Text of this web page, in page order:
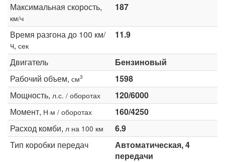
Максимальная скорость,
км/ч
187
Время разгона до 100 км/
ч, сек
11.9
Двигатель
Бензиновый
Рабочий объем, см3
1598
Мощность, л.с. / оборотах
120/6000
Момент, Н·м / оборотах
160/4250
Расход комби, л на 100 км
6.9
Тип коробки передач
Автоматическая, 4
передачи